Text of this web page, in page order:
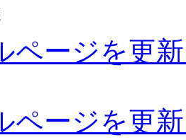
ページを更
ページを更